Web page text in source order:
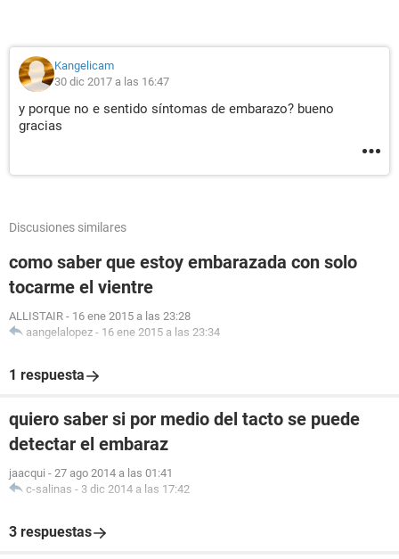
Kangelicam
30 dic 2017 a las 16:47
y porque no e sentido síntomas de embarazo? bueno
gracias
Discusiones similares
como saber que estoy embarazada con solo
tocarme el vientre
ALLISTAIR - 16 ene 2015 a las 23:28
aangelalopez - 16 ene 2015 a las 23:34
1 respuesta
quiero saber si por medio del tacto se puede
detectar el embaraz
jaacqui - 27 ago 2014 a las 01:41
c-salinas - 3 dic 2014 a las 17:42
3 respuestas